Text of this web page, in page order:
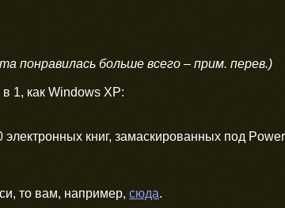
понравилась больше всего – прим. перев.)
1, как Windows XP:
электронных книг, замаскированных под
то вам, например, сюда.